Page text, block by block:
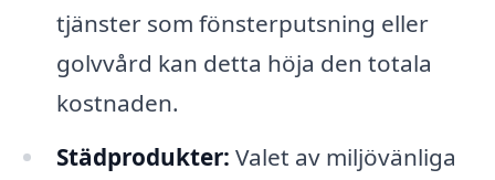
tjänster som fönsterputsning eller
golvvård kan detta höja den totala
kostnaden.
Städprodukter: Valet av miljövänliga